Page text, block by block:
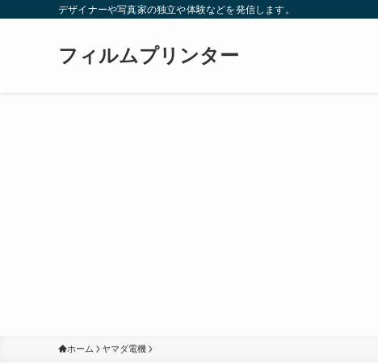
デザイナーや写真家の独立や体験などを発信します。
フィルムプリンター
ホーム ヤマダ電機